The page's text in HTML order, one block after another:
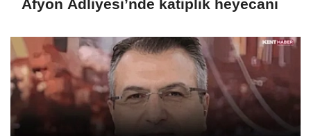
Afyon Adliyesi’nde katiplik heyecanı